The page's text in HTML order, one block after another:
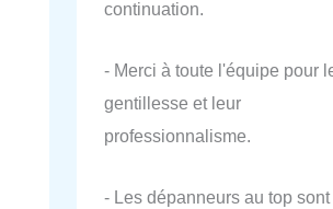
continuation.
- Merci à toute l'équipe pour
gentillesse et leur
professionnalisme.
- Les dépanneurs au top